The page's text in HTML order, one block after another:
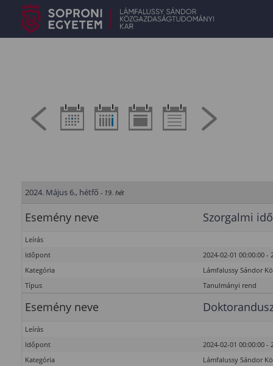
2024. Május 6., hétfő - 19. hét
Esemény neve Szorgalmi
Leírás
Időpont
2024-02-01 00:00:00 -
Kategória
Lámfalussy Sándor
Típus
Tanulmányi rend
Esemény neve
Leírás
Időpont
2024-02-01 00:00:00 -
Kategória
Lámfalussy Sándor